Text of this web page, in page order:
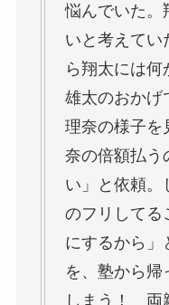
悩んでいた。
いと考えてい
ら翔太には
雄太のおかげ
理奈の様子を
奈の倍額払う
い」と依頼。
のフリしてる
にするから」
を、塾から帰
しまう！ 両